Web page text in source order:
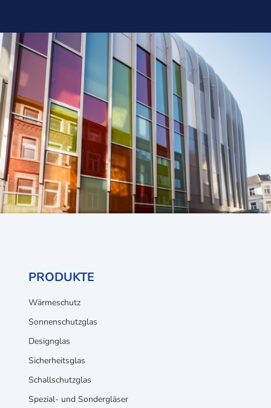
PRODUKTE
Wärmeschutz
Sonnenschutzglas
Designglas
Sicherheitsglas
Schallschutzglas
Spezial- und Sondergläser